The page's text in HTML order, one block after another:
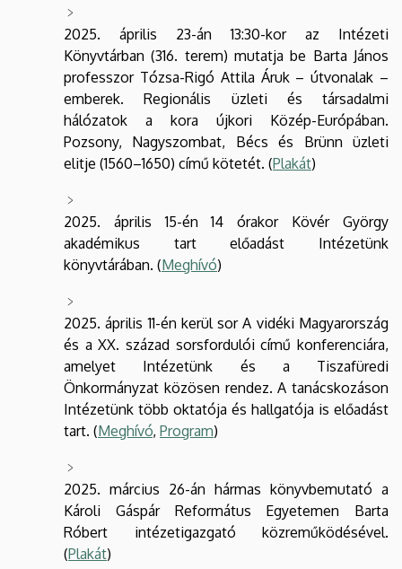
2025. április 23-án 13:30-kor az Intézeti
Könyvtárban (316. terem) mutatja be Barta János
professzor Tózsa-Rigó Attila Áruk – útvonalak –
emberek. Regionális üzleti és társadalmi
hálózatok a kora újkori Közép-Európában.
Pozsony, Nagyszombat, Bécs és Brünn üzleti
elitje (1560–1650) című kötetét. (Plakát)
2025. április 15-én 14 órakor Kövér György
akadémikus tart előadást Intézetünk
könyvtárában. (Meghívó)
2025. április 11-én kerül sor A vidéki Magyarország
és a XX. század sorsfordulói című konferenciára,
amelyet Intézetünk és a Tiszafüredi
Önkormányzat közösen rendez. A tanácskozáson
Intézetünk több oktatója és hallgatója is előadást
tart. (Meghívó, Program)
2025. március 26-án hármas könyvbemutató a
Károli Gáspár Református Egyetemen Barta
Róbert intézetigazgató közreműködésével.
(Plakát)